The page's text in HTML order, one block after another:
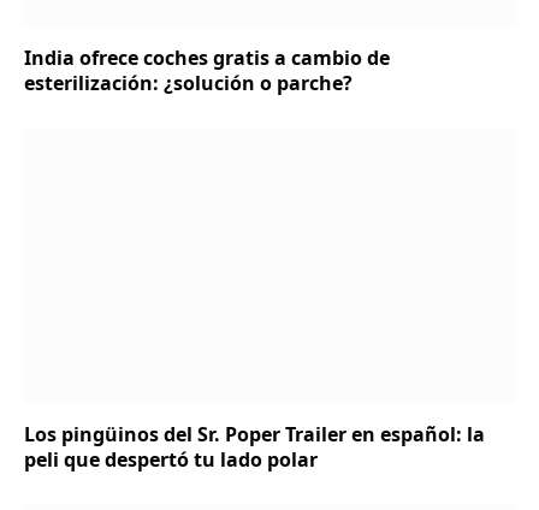
India ofrece coches gratis a cambio de
esterilización: ¿solución o parche?
Los pingüinos del Sr. Poper Trailer en español: la
peli que despertó tu lado polar